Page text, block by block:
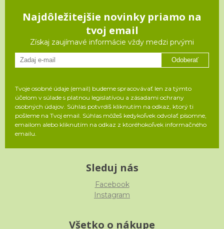
Najdôležitejšie novinky priamo na
tvoj email
Získaj zaujímavé informácie vždy medzi prvými
Odoberať
Tvoje osobné údaje (email) budeme spracovávať len za týmto
účelom v súlade s platnou legislatívou a zásadami ochrany
osobných údajov. Súhlas potvrdíš kliknutím na odkaz, ktorý ti
pošleme na Tvoj email. Súhlas môžeš kedykoľvek odvolať písomne,
emailom alebo kliknutím na odkaz z ktoréhokoľvek informačného
emailu.
Sleduj nás
Facebook
Instagram
Všetko o nákupe